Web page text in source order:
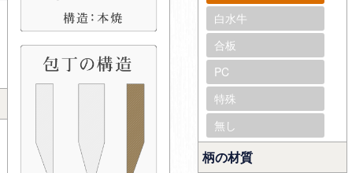
白水牛
合板
PC
特殊
無し
柄の材質